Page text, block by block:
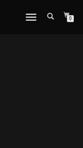
DÉPLIER
0